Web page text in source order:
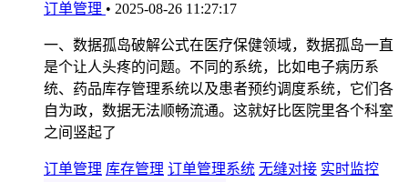
订单管理 • 2025-08-26 11:27:17
一、数据孤岛破解公式在医疗保健领域，数据孤岛一直
是个让人头疼的问题。不同的系统，比如电子病历系
统、药品库存管理系统以及患者预约调度系统，它们各
自为政，数据无法顺畅流通。这就好比医院里各个科室
之间竖起了
订单管理 库存管理 订单管理系统 无缝对接 实时监控